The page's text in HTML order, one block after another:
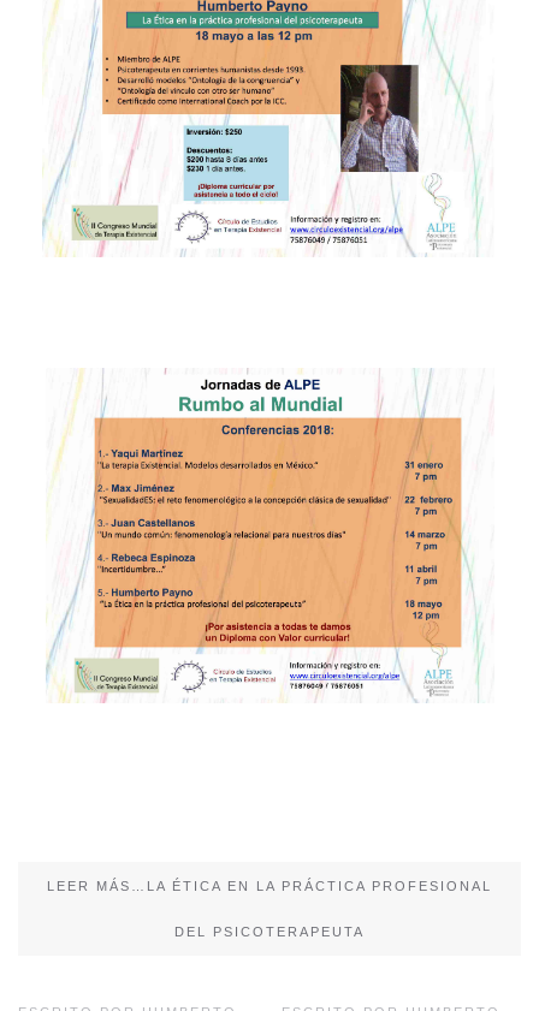
LEER MÁS…LA ÉTICA EN LA PRÁCTICA PROFESIONAL
DEL PSICOTERAPEUTA